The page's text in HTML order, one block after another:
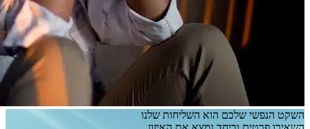
השקט הנפשי שלכם הוא השליחות שלנו